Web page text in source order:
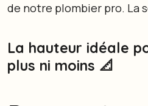
de notre plombier pro. La
La hauteur idéale
plus ni moins 📐